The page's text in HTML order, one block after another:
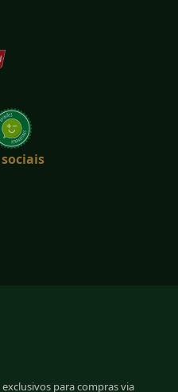
para compras via